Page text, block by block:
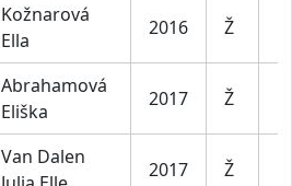
Kožnarová
Ella
2016 Ž
Abrahamová
Eliška
2017 Ž
Van Dalen
2017 Ž